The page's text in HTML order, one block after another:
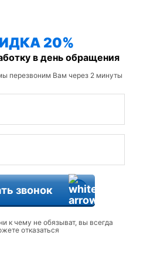
20%
в день обращения
перезвоним Вам через 2 минуты
звонок
к чему не обязыват, вы всегда
отказаться